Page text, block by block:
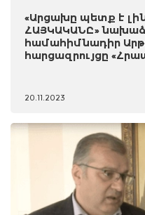
«Արցախը պետք է
ՀԱՅԿԱԿԱՆԸ»
համահիմնադիր
հարցազրույցը
20.11.2023